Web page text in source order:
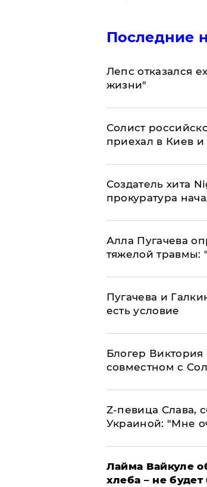
Последние
Лепс отказался
жизни"
Солист
приехал в Киев
Создатель хита
прокуратура
Алла Пугачева
тяжелой травмы:
Пугачева и
есть условие
Блогер
совместном с
Z-певица Слава,
Украиной: "Мне
Лайма Вайкуле
хлеба – не